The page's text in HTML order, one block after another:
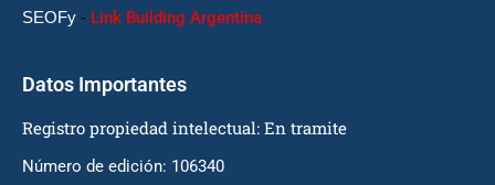
SEOFy - Link Building Argentina
Datos Importantes
Registro propiedad intelectual: En tramite
Número de edición: 106340